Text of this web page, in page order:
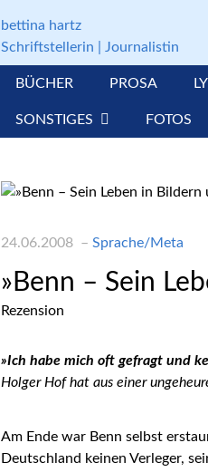
bettina hartz
Schriftstellerin | Journalistin
BÜCHER PROSA
SONSTIGES FOTOS
24.06.2008 Sprache/Meta
»Benn – Sein
Rezension
»Ich habe mich oft gefragt und
Holger Hof hat aus einer
Am Ende war Benn selbst
Deutschland keinen Verleger,